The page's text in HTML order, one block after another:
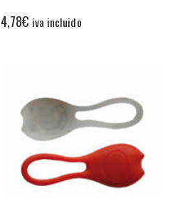
4,78€ iva incluido